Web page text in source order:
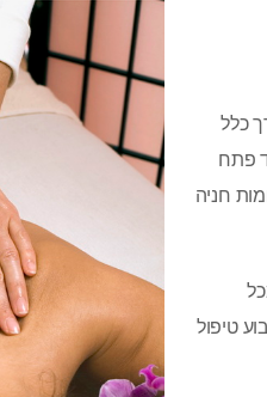
כלל
פתח
חניה
טיפול